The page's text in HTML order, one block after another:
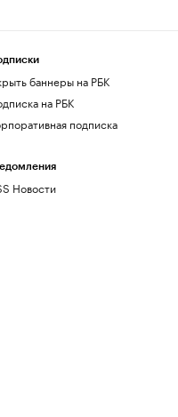
баннеры на РБК
на РБК
подписка
Новости